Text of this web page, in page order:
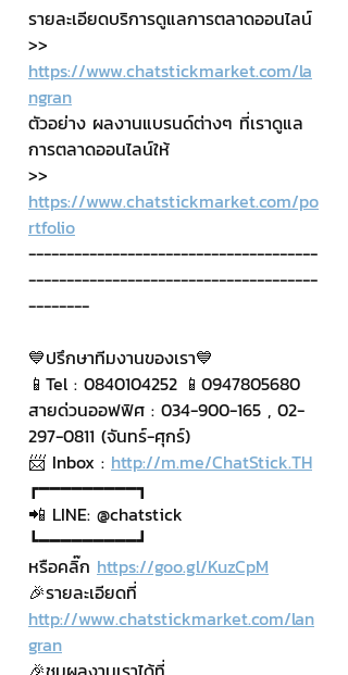
รายละเอียดบริการดูแลการตลาดออนไลน์
>>
https://www.chatstickmarket.com/la
ngran
ตัวอย่าง ผลงานแบรนด์ต่างๆ ที่เราดูแล
การตลาดออนไลน์ให้
>>
https://www.chatstickmarket.com/po
rtfolio
--------------------------------------
--------------------------------------
--------
💙ปรึกษาทีมงานของเรา💙
📱Tel : 0840104252 📱0947805680
สายด่วนออฟฟิศ : 034-900-165 , 02-
297-0811 (จันทร์-ศุกร์)
📨 Inbox : http://m.me/ChatStick.TH
┏━━━━━━━━━┓
📲 LINE: @chatstick
┗━━━━━━━━━┛
หรือคลิ๊ก https://goo.gl/KuzCpM
🎉รายละเอียดที่
http://www.chatstickmarket.com/lan
gran